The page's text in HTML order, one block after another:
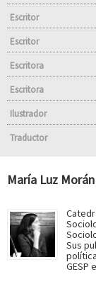
Escritor
Escritor
Escritora
Escritora
Ilustrador
Traductor
María Luz Morán
Sus
GESP